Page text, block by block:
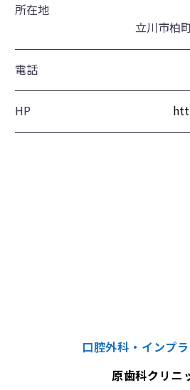
所在地
立川市柏
電話
HP
口腔外科・インプ
原歯科クリニ